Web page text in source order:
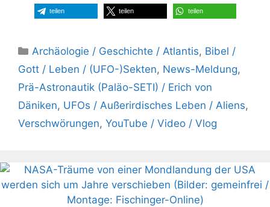
teilen teilen teilen
Kategorien
Archäologie / Geschichte / Atlantis, Bibel /
Gott / Leben / (UFO-)Sekten, News-Meldung,
Prä-Astronautik (Paläo-SETI) / Erich von
Däniken, UFOs / Außerirdisches Leben / Aliens,
Verschwörungen, YouTube / Video / Vlog